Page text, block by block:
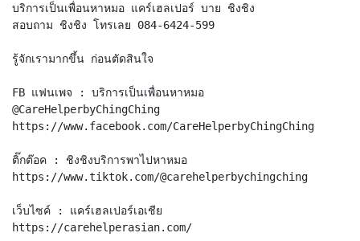
บริการเป็นเพื่อนหาหมอ แคร์เฮลเปอร์ บาย ชิงชิง
สอบถาม ชิงชิง โทรเลย 084-6424-599
รู้จักเรามากขึ้น ก่อนตัดสินใจ
FB แฟนเพจ : บริการเป็นเพื่อนหาหมอ
@CareHelperbyChingChing
https://www.facebook.com/CareHelperbyChingChing
ติ๊กต๊อค : ชิงชิงบริการพาไปหาหมอ
https://www.tiktok.com/@carehelperbychingching
เว็บไซค์ : แคร์เฮลเปอร์เอเชีย
https://carehelperasian.com/